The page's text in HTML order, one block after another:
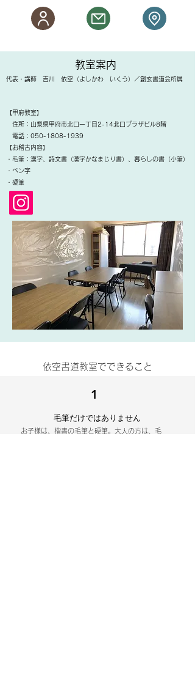
教室案内​
​代表・講師 吉川 依空（よしかわ いくう）／創玄書道会所属
【甲府教室】
住所：山梨県甲府市北口一丁目2-14北口プラザビル8階
電話：050-1808-1939
【お稽古内容】
・毛筆：漢字、詩文書（漢字かなまじり書）、暮らしの書（小筆）
・ペン字
​・硬筆
​依空書道教室でできること
​毛筆だけではありません
お子様は、楷書の毛筆と硬筆。大人の方は、毛
1